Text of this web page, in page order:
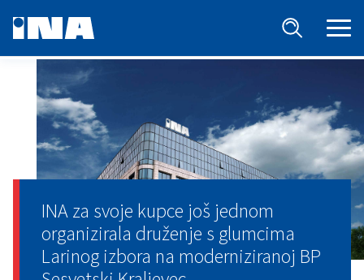
INA za svoje kupce još jednom
organizirala druženje s glumcima
Larinog izbora na moderniziranoj BP